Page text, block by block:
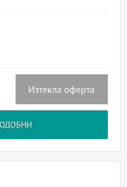
Изтекла оферта